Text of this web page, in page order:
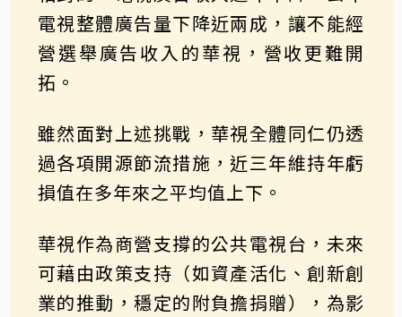
電視整體廣告量下降近兩成，讓不能經
營選舉廣告收入的華視，營收更難開
拓。
雖然面對上述挑戰，華視全體同仁仍透
過各項開源節流措施，近三年維持年虧
損值在多年來之平均值上下。
華視作為商營支撐的公共電視台，未來
可藉由政策支持（如資產活化、創新創
業的推動，穩定的附負擔捐贈），為影